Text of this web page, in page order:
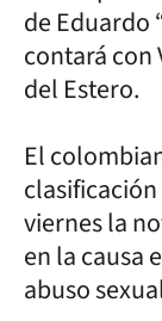
de Eduardo
contará con
del Estero.
El
viernes la
en la causa
abuso